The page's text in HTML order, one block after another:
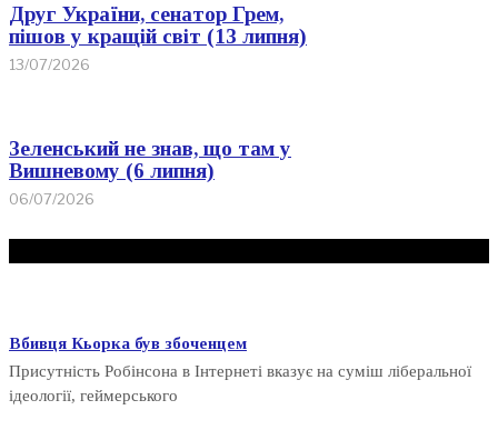
Друг України, сенатор Грем,
пішов у кращій світ (13 липня)
13/07/2026
Зеленський не знав, що там у
Вишневому (6 липня)
06/07/2026
Вбивця Кьорка був збоченцем
Присутність Робінсона в Інтернеті вказує на суміш ліберальної
ідеології, геймерського